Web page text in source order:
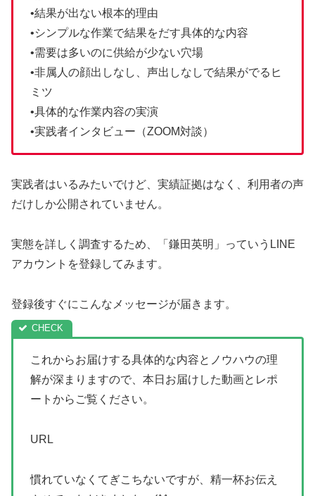
•結果が出ない根本的理由
•シンプルな作業で結果をだす具体的な内容
•需要は多いのに供給が少ない穴場
•非属人の顔出しなし、声出しなしで結果がでるヒ
ミツ
•具体的な作業内容の実演
•実践者インタビュー（ZOOM対談）
実践者はいるみたいでけど、実績証拠はなく、利用者の声
だけしか公開されていません。
実態を詳しく調査するため、「鎌田英明」っていうLINE
アカウントを登録してみます。
登録後すぐにこんなメッセージが届きます。
これからお届けする具体的な内容とノウハウの理
解が深まりますので、本日お届けした動画とレポ
ートからご覧ください。
URL
慣れていなくてぎこちないですが、精一杯お伝え